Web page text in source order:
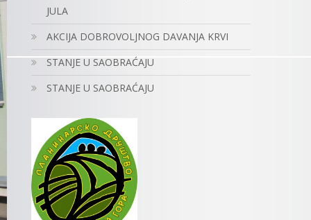
JULA
AKCIJA DOBROVOLJNOG DAVANJA KRVI
STANJE U SAOBRAĆAJU
STANJE U SAOBRAĆAJU